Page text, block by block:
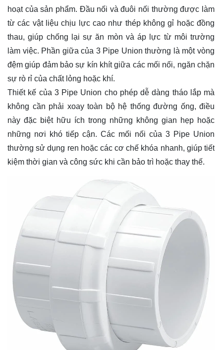
hoạt của sản phẩm. Đầu nối và đuôi nối thường được làm
từ các vật liệu chịu lực cao như thép không gỉ hoặc đồng
thau, giúp chống lại sự ăn mòn và áp lực từ môi trường
làm việc. Phần giữa của 3 Pipe Union thường là một vòng
đệm giúp đảm bảo sự kín khít giữa các mối nối, ngăn chặn
sự rò rỉ của chất lỏng hoặc khí.
Thiết kế của 3 Pipe Union cho phép dễ dàng tháo lắp mà
không cần phải xoay toàn bộ hệ thống đường ống, điều
này đặc biệt hữu ích trong những không gian hẹp hoặc
những nơi khó tiếp cận. Các mối nối của 3 Pipe Union
thường sử dụng ren hoặc các cơ chế khóa nhanh, giúp tiết
kiệm thời gian và công sức khi cần bảo trì hoặc thay thế.